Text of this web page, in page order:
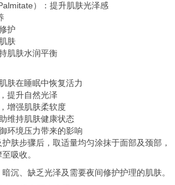
）：提升肌肤光泽感
护
肤
肌肤水润平衡
肤在睡眠中恢复活力
提升自然光泽
增强肌肤柔软度
维持肌肤健康状态
环境压力带来的影响
肤步骤后，取适量均匀涂抹于面部及颈部，
吸收。
沉、缺乏光泽及需要夜间修护护理的肌肤。